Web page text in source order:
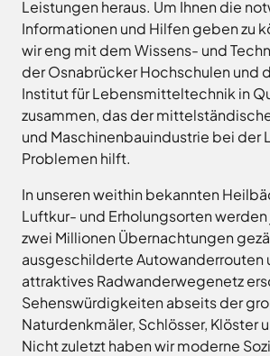
Leistungen heraus. Um Ihnen die
Informationen und Hilfen geben zu
wir eng mit dem Wissens- und
der Osnabrücker Hochschulen und
Institut für Lebensmitteltechnik in
zusammen, das der
und Maschinenbauindustrie bei der
Problemen hilft.
In unseren weithin bekannten
Luftkur- und Erholungsorten werden
zwei Millionen Übernachtungen
ausgeschilderte Autowanderrouten
attraktives Radwanderwegenetz
Sehenswürdigkeiten abseits der
Naturdenkmäler, Schlösser, Klöster
Nicht zuletzt haben wir moderne